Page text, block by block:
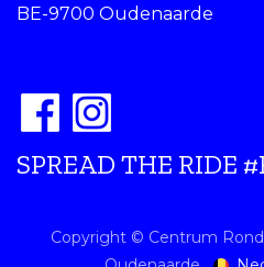
BE-9700 Oudenaarde
SPREAD THE RIDE
Copyright © Centrum